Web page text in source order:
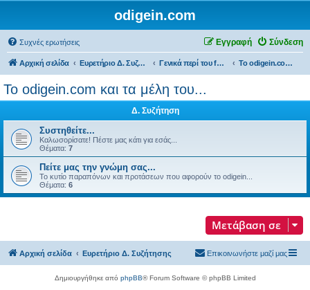
odigein.com
Συχνές ερωτήσεις Σύνδεση
Εγγραφή
Αρχική σελίδα Ευρετήριο Δ. Συζήτησης Γενικά περί του forum... Το odigein.com και τα μέλη του...
Το odigein.com και τα μέλη του...
Δ. Συζήτηση
Συστηθείτε...
Καλωσορίσατε! Πέστε μας κάτι για εσάς...
Θέματα: 7
Πείτε μας την γνώμη σας...
Το κυτίο παραπόνων και προτάσεων που αφορούν το odigein...
Θέματα: 6
Μετάβαση σε
Αρχική σελίδα Ευρετήριο Δ. Συζήτησης Επικοινωνήστε μαζί μας
Δημιουργήθηκε από phpBB® Forum Software © phpBB Limited